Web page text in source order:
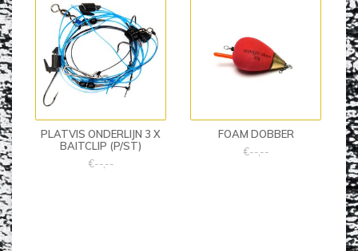
PLATVIS ONDERLIJN 3 X
BAITCLIP (P/ST)
€--,--
FOAM DOBBER
€--,--